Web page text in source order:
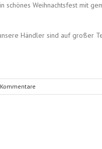
schönes Weihnachtsfest mit
Händler sind auf großer